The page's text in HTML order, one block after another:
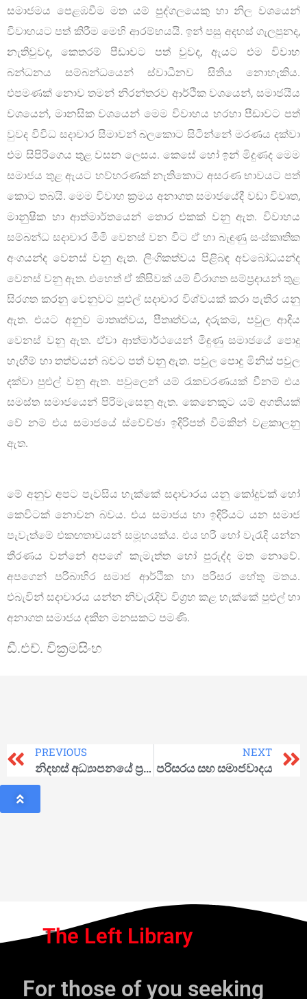
සමාජමය පෙළඹවීම මත යම් පුද්ගලයෙකු හා නිල වශයෙන්
විවාහයට පත් කිරීම මෙහි ආරම්භයයි. ඉන් පසු අදහස් ගැලපුනද,
නැතිවුවද, කෙතරම් පීඩාවට පත් වුවද, ඇයට එම විවාහ
බන්ධනය සම්බන්ධයෙන් ස්වාධීනව සිතිය නොහැකිය.
එපමණක් නොව තමන් නිරන්තරව ආර්ථික වශයෙන්, සමාජයීය
වශයෙන්, මානසික වශයෙන් මෙම විවාහය හරහා පීඩාවට පත්
වුවද විවිධ සදාචාර සීමාවන් බලකොට සිටින්නේ මරණය දක්වා
එම සිපිරිගෙය තුළ වසන ලෙසය. කෙසේ හෝ ඉන් මිදුණද මෙම
සමාජය තුළ ඇයට හව්හරණක් නැතිකොට අසරණ භාවයට පත්
කොට තබයි. මෙම විවාහ ක්‍රමය අනාගත සමාජයේදී වඩා විවෘත,
මානුෂික හා ආත්මාර්තයෙන් තොර එකක් වනු ඇත. විවාහය
සම්බන්ධ සදාචාර මිමි වෙනස් වන විට ඒ හා බැඳුණු සංස්කෘතික
අංගයන්ද වෙනස් වනු ඇත. ලිංගිකත්වය පිළිබඳ අවබෝධයන්ද
වෙනස් වනු ඇත. එහෙත් ඒ කිසිවක් යම් චිරාගත සම්ප්‍රදායන් තුළ
සිරගත කරනු වෙනුවට පුළුල් සදාචාර විශ්වයක් කරා පැතිර යනු
ඇත. එයට අනුව මාතෘත්වය, පීතෘත්වය, දරුකම, පවුල ආදිය
වෙනස් වනු ඇත. ඒවා ආත්මාර්ථයෙන් මිඳුණු සමාජයේ පොදු
හැඟීම් හා තත්වයන් බවට පත් වනු ඇත. පවුල පොදු මිනිස් පවුල
දක්වා පුළුල් වනු ඇත. පවුලෙන් යම් රැකවරණයක් වීනම් එය
සමස්ත සමාජයෙන් පිරිමැසෙනු ඇත. කෙනෙකුට යම් අගතියක්
වේ නම් එය සමාජයේ ස්වේච්ඡා ඉදිරිපත් වීමකින් වළකාලනු
ඇත.
මේ අනුව අපට පැවසිය හැක්කේ සදාචාරය යනු කෝදුවක් හෝ
කෙවිටක් නොවන බවය. එය සමාජය හා ඉදිරියට යන සමාජ
පැවැත්මේ එකඟතාවයන් සමූහයක්ය. එය හරි හෝ වැරැදි යන්න
තීරණය වන්නේ අපගේ කැමැත්ත හෝ පුරුද්ද මත නොවේ.
අපගෙන් පරිබාහිර සමාජ ආර්ථික හා පරිසර හේතු මතය.
එබැවින් සදාචාරය යන්න නිවැරැදිව විග්‍රහ කළ හැක්කේ පුළුල් හා
අනාගත සමාජය දකින මනසකට පමණි.
ඩී.එච්. වික්‍රමසිංහ
PREVIOUS
නිදහස් අධ්‍යාපනයේ ප්‍රථම පියවර – නදේස්දා කෲප්ස්කයා
NEXT
පරිසරය සහ සමාජවාදය
The Left Library
For those of you seeking